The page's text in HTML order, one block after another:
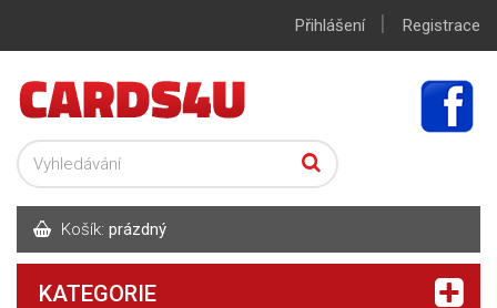
Přihlášení | Registrace
Košík: prázdný
KATEGORIE